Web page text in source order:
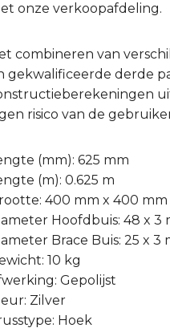
onze verkoopafdeling.
combineren van
gekwalificeerde derde
risico van de
(mm): 625 mm
(m): 0.625 m
400 mm x 400 mm
Hoofdbuis: 48 x 3
Brace Buis: 25 x 3
10 kg
Gepolijst
Zilver
Hoek